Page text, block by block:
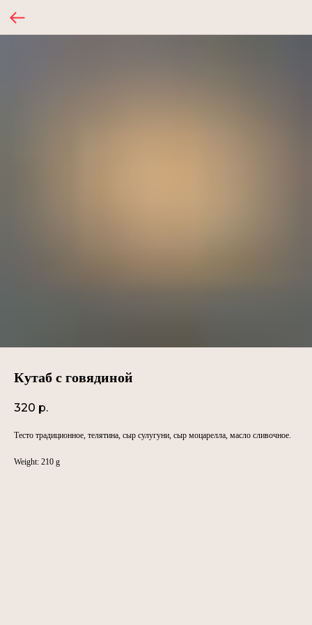
Кутаб с говядиной
320 р.
Тесто традиционное, телятина, сыр сулугуни, сыр моцарелла, масло сливочное.
Weight: 210 g